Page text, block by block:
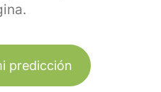
predicción